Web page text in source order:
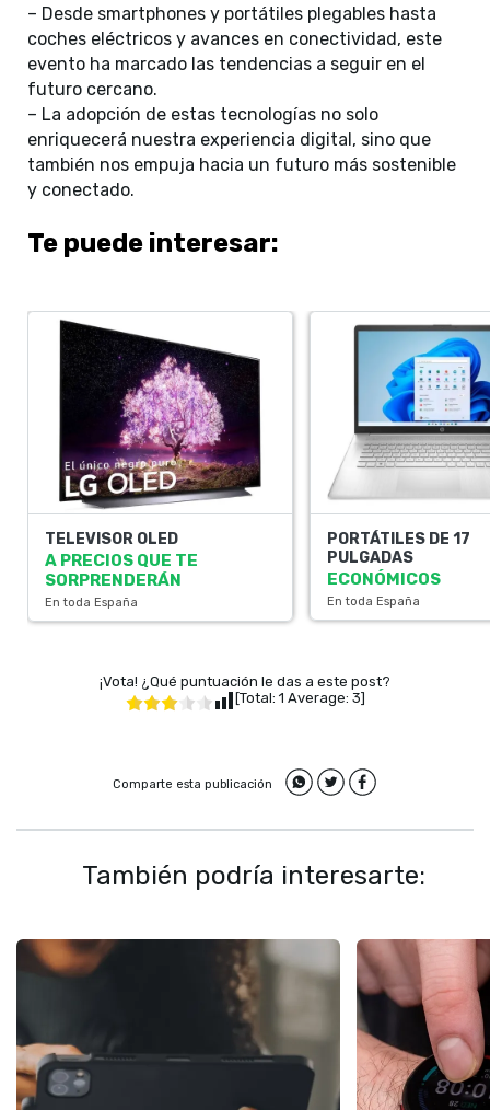
– Desde smartphones y portátiles plegables hasta
coches eléctricos y avances en conectividad, este
evento ha marcado las tendencias a seguir en el
futuro cercano.
– La adopción de estas tecnologías no solo
enriquecerá nuestra experiencia digital, sino que
también nos empuja hacia un futuro más sostenible
y conectado.
Te puede interesar:
TELEVISOR OLED
A PRECIOS QUE TE
SORPRENDERÁN
En toda España
PORTÁTILES DE 17
PULGADAS
ECONÓMICOS
En toda España
¡Vota! ¿Qué puntuación le das a este post?
[Total: 1 Average: 3]
Comparte esta publicación
También podría interesarte: